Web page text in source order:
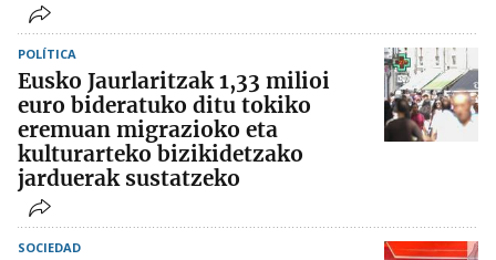
POLÍTICA
Eusko Jaurlaritzak 1,33 milioi
euro bideratuko ditu tokiko
eremuan migrazioko eta
kulturarteko bizikidetzako
jarduerak sustatzeko
SOCIEDAD